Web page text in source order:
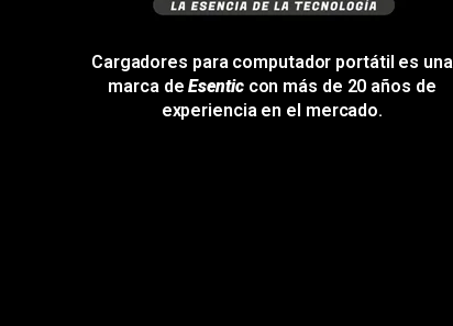
Cargadores para computador portátil es una
marca deEsenticcon más de 20 años de
experiencia en el mercado.